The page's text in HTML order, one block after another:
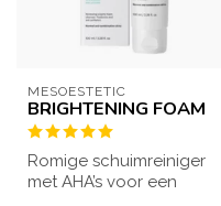
MESOESTETIC
BRIGHTENING FOAM
Romige schuimreiniger
met AHA’s voor een